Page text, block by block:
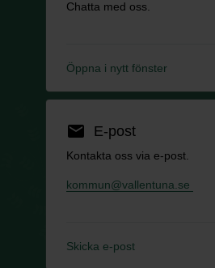
Chatta med oss.
Öppna i nytt fönster
email E-post
Kontakta oss via e-post.
kommun@vallentuna.se
Skicka e-post